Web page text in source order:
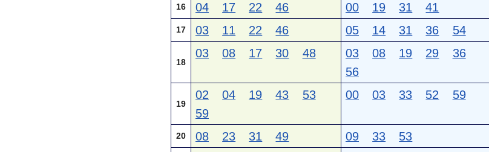
16 04 17 22 46 00 19 31 41
17 03 11 22 46 05 14 31 36 54
18
03 08 17 30 48 03 08 19 29
36
56
19
02 04 19 43
53
59
00 03 33 52 59
20 08 23 31 49 09 33 53